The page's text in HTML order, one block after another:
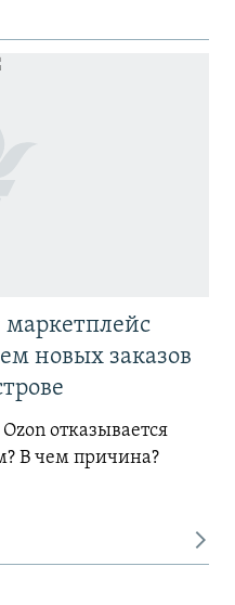
новых заказов
отказывается
В чем причина?